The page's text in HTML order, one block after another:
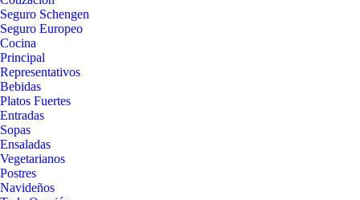
Seguro Schengen
Seguro Europeo
Cocina
Principal
Representativos
Bebidas
Platos Fuertes
Entradas
Sopas
Ensaladas
Vegetarianos
Postres
Navideños